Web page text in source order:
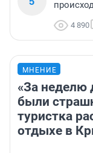
4 890
МНЕНИЕ
«За неделю
были
туристка
отдыхе в